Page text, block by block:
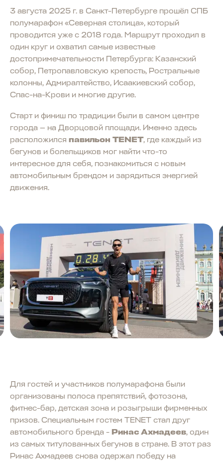
3 августа 2025 г. в Санкт-Петербурге прошёл СПБ
полумарафон «Северная столица», который
проводится уже с 2018 года. Маршрут проходил в
один круг и охватил самые известные
достопримечательности Петербурга: Казанский
собор, Петропавловскую крепость, Ростральные
колонны, Адмиралтейство, Исаакиевский собор,
Спас-на-Крови и многие другие.
Старт и финиш по традиции были в самом центре
города — на Дворцовой площади. Именно здесь
расположился павильон TENET, где каждый из
бегунов и болельщиков мог найти что-то
интересное для себя, познакомиться с новым
автомобильным брендом и зарядиться энергией
движения.
Для гостей и участников полумарафона были
организованы полоса препятствий, фотозона,
фитнес-бар, детская зона и розыгрыши фирменных
призов. Специальным гостем TENET стал друг
автомобильного бренда - Ринас Ахмадеев, один
из самых титулованных бегунов в стране. В этот раз
Ринас Ахмадеев снова одержал победу на